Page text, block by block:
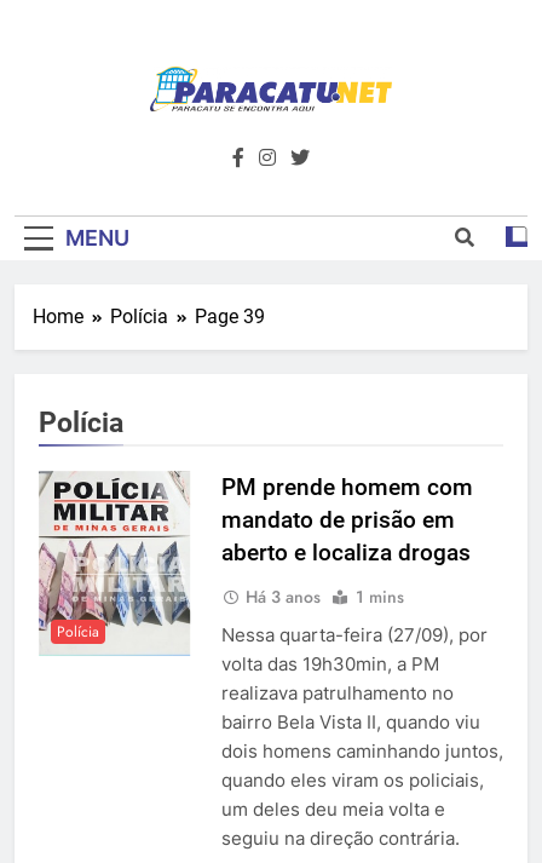
Paracatu.net –
Notícias E
Primeiro Do
além de tudo sobre esportes e
MENU
Home Polícia Page 39
Polícia
Polícia
PM prende homem com
mandato de prisão em
aberto e localiza drogas
Há 3 anos 1 mins
Nessa quarta-feira (27/09), por
volta das 19h30min, a PM
realizava patrulhamento no
bairro Bela Vista II, quando viu
dois homens caminhando juntos,
quando eles viram os policiais,
um deles deu meia volta e
seguiu na direção contrária.